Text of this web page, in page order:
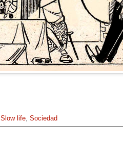
Slow life, Sociedad